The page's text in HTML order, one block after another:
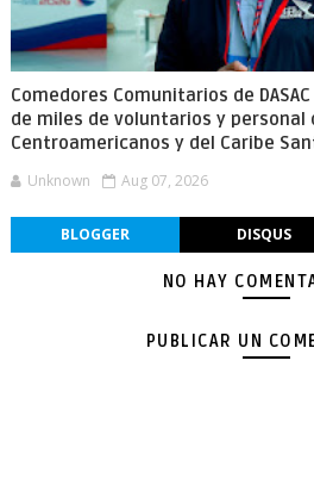
Comedores Comunitarios de
de miles de voluntarios y personal
Centroamericanos y del Caribe
Unknown Aug 07, 2026
BLOGGER DISQUS
NO HAY
PUBLICAR UN